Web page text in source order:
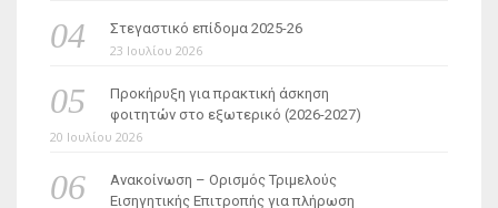
Στεγαστικό επίδομα 2025-26
23 Ιουλίου 2026
Προκήρυξη για πρακτική άσκηση
φοιτητών στο εξωτερικό (2026-2027)
20 Ιουλίου 2026
Ανακοίνωση – Ορισμός Τριμελούς
Εισηγητικής Επιτροπής για πλήρωση